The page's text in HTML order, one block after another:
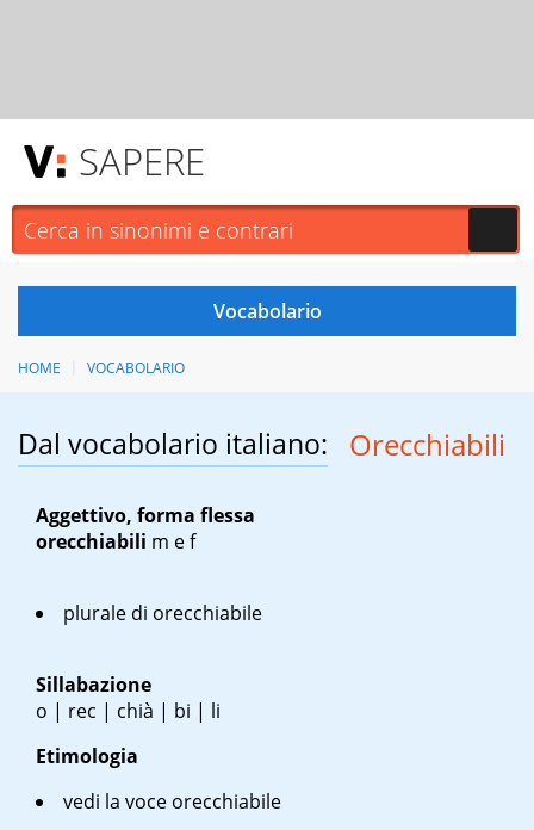
SAPERE
HOME VOCABOLARIO
Dal vocabolario italiano: Orecchiabili
Aggettivo, forma flessa
orecchiabili m ef
plurale di orecchiabile
Sillabazione
o | rec | chià | bi | li
Etimologia
vedi la voce orecchiabile